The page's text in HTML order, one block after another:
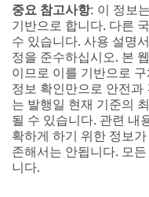
중요 참고사항: 이 정보
기반으로 합니다. 다른
수 있습니다. 사용 설명
정을 준수하십시오. 본
이므로 이를 기반으로
정보 확인만으로 안전
는 발행일 현재 기준의
될 수 있습니다. 관련 내
확하게 하기 위한 정보
존해서는 안됩니다. 모
니다.